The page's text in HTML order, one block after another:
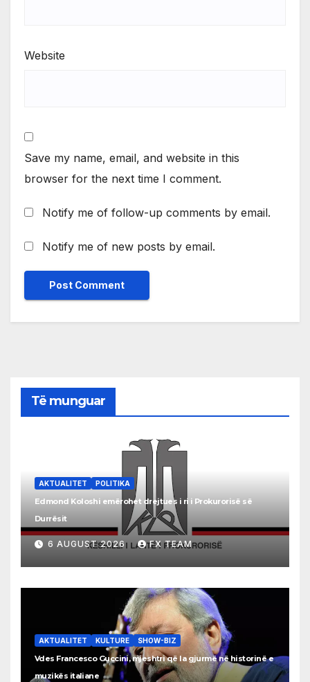
Website
Save my name, email, and website in this
browser for the next time I comment.
Notify me of follow-up comments by email.
Notify me of new posts by email.
Të munguar
AKTUALITET POLITIKA
Edmond Koloshi emërohet drejtues i ri i Prokurorisë së
Durrësit
6 AUGUST 2026 FX TEAM
AKTUALITET KULTURE SHOW-BIZ
Vdes Francesco Guccini, mjeshtri që la gjurmë në historinë e
muzikës italiane